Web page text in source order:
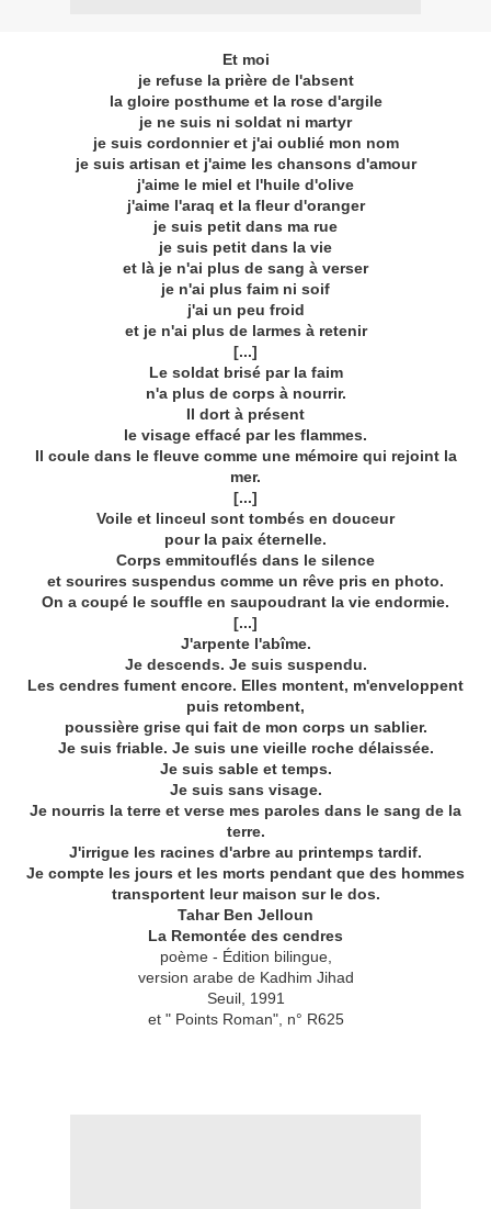
Et moi
je refuse la prière de l'absent
la gloire posthume et la rose d'argile
je ne suis ni soldat ni martyr
je suis cordonnier et j'ai oublié mon nom
je suis artisan et j'aime les chansons d'amour
j'aime le miel et l'huile d'olive
j'aime l'araq et la fleur d'oranger
je suis petit dans ma rue
je suis petit dans la vie
et là je n'ai plus de sang à verser
je n'ai plus faim ni soif
j'ai un peu froid
et je n'ai plus de larmes à retenir
[...]
Le soldat brisé par la faim
n'a plus de corps à nourrir.
Il dort à présent
le visage effacé par les flammes.
Il coule dans le fleuve comme une mémoire qui rejoint la
mer.
[...]
Voile et linceul sont tombés en douceur
pour la paix éternelle.
Corps emmitouflés dans le silence
et sourires suspendus comme un rêve pris en photo.
On a coupé le souffle en saupoudrant la vie endormie.
[...]
J'arpente l'abîme.
Je descends. Je suis suspendu.
Les cendres fument encore. Elles montent, m'enveloppent
puis retombent,
poussière grise qui fait de mon corps un sablier.
Je suis friable. Je suis une vieille roche délaissée.
Je suis sable et temps.
Je suis sans visage.
Je nourris la terre et verse mes paroles dans le sang de la
terre.
J'irrigue les racines d'arbre au printemps tardif.
Je compte les jours et les morts pendant que des hommes
transportent leur maison sur le dos.
Tahar Ben Jelloun
La Remontée des cendres
poème - Édition bilingue,
version arabe de Kadhim Jihad
Seuil, 1991
et " Points Roman", n° R625